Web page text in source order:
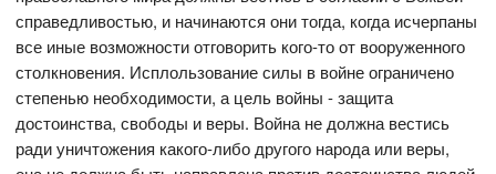
справедливостью, и начинаются они тогда, когда исчерпаны
все иные возможности отговорить кого-то от вооруженного
столкновения. Исплользование силы в войне ограничено
степенью необходимости, а цель войны - защита
достоинства, свободы и веры. Война не должна вестись
ради уничтожения какого-либо другого народа или веры,